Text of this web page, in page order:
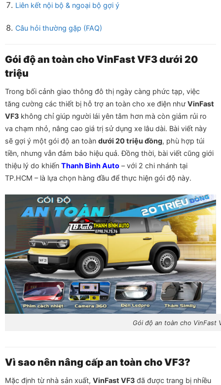
Liên kết nội bộ & ngoại bộ gợi ý
Câu hỏi thường gặp (FAQ)
Gói độ an toàn cho VinFast VF3 dưới 20
triệu
Trong bối cảnh giao thông đô thị ngày càng phức tạp, việc
tăng cường các thiết bị hỗ trợ an toàn cho xe điện như VinFast
VF3 không chỉ giúp người lái yên tâm hơn mà còn giảm rủi ro
va chạm nhỏ, nâng cao giá trị sử dụng xe lâu dài. Bài viết này
sẽ gợi ý một gói độ an toàn dưới 20 triệu đồng, phù hợp túi
tiền, nhưng vẫn đảm bảo hiệu quả. Đồng thời, bài viết cũng giới
thiệu lý do khiến Thanh Bình Auto – với 2 chi nhánh tại
TP.HCM – là lựa chọn hàng đầu để thực hiện gói độ này.
Gói độ an toàn cho VinFast
Vì sao nên nâng cấp an toàn cho VF3?
Mặc định từ nhà sản xuất, VinFast VF3 đã được trang bị nhiều